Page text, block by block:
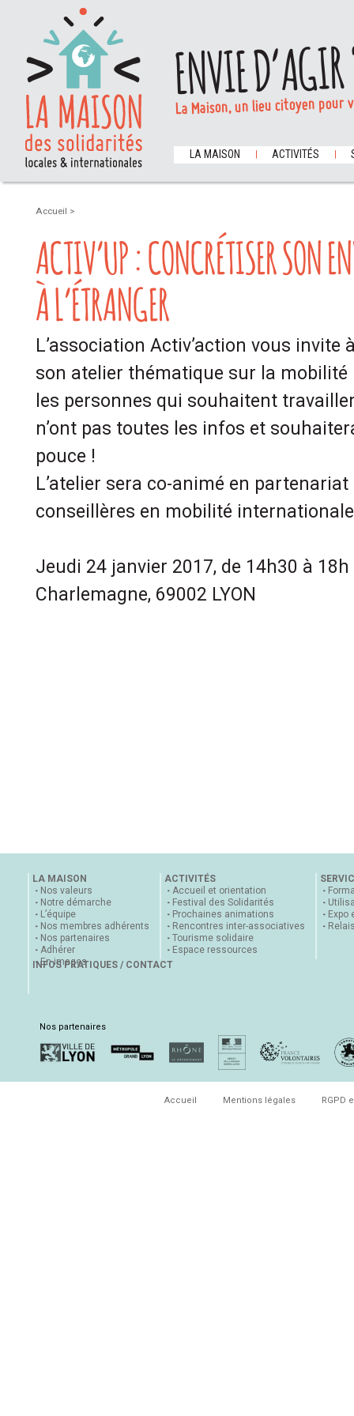
ENVIE
La Maison, un lieu citoyen
LA MAISON ACTIVITÉS
Accueil >
ACTIV’UP : CONCRÉTISER SON
À L’ÉTRANGER
L’association Activ’action vous invite
son atelier thématique sur la
les personnes qui souhaitent
n’ont pas toutes les infos et
pouce !
L’atelier sera co-animé en partenariat
conseillères en mobilité
Jeudi 24 janvier 2017, de 14h30 à
Charlemagne, 69002 LYON
LA MAISON
Nos valeurs
Notre démarche
L’équipe
Nos membres adhérents
Nos partenaires
Adhérer
En images
ACTIVITÉS
Accueil et orientation
Festival des Solidarités
Prochaines animations
Rencontres inter-associatives
Tourisme solidaire
Espace ressources
Expo
INFOS PRATIQUES / CONTACT
Nos partenaires
Accueil Mentions légales RGPD